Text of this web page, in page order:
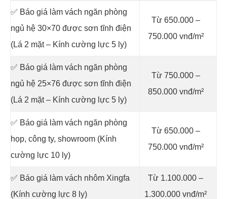
✅ Báo giá làm vách ngăn phòng
ngủ hệ 30×70 được sơn tĩnh điện
(Lá 2 mặt – Kính cường lực 5 ly)
Từ 650.000 –
750.000 vnđ/m²
✅ Báo giá làm vách ngăn phòng
ngủ hệ 25×76 được sơn tĩnh điện
(Lá 2 mặt – Kính cường lực 5 ly)
Từ 750.000 –
850.000 vnđ/m²
✅ Báo giá làm vách ngăn phòng
họp, công ty, showroom (Kính
cường lực 10 ly)
Từ 650.000 –
750.000 vnđ/m²
✅ Báo giá làm vách nhôm Xingfa
(Kính cường lực 8 ly)
Từ 1.100.000 –
1.300.000 vnđ/m²